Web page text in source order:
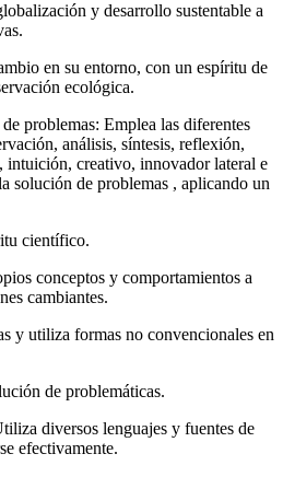
y desarrollo sustentable a
en su entorno, con un espíritu de
ecológica.
problemas: Emplea las diferentes
análisis, síntesis, reflexión,
creativo, innovador lateral e
solución de problemas , aplicando un
científico.
conceptos y comportamientos a
cambiantes.
y utiliza formas no convencionales en
de problemáticas.
diversos lenguajes y fuentes de
efectivamente.